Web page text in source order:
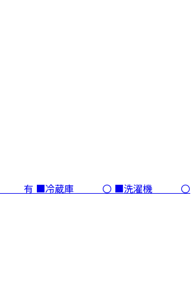
レビ 有 ■冷蔵庫 〇 ■洗濯機 〇